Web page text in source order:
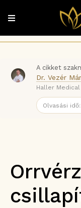
A cikket
Dr. Vezér
Haller
Olvasási idő: